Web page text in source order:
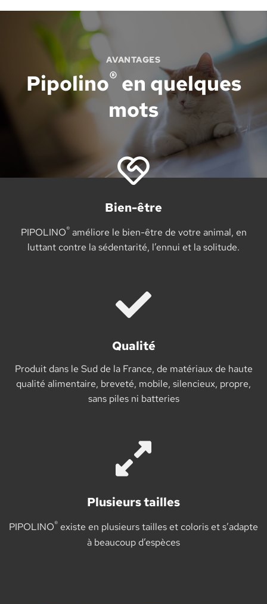
AVANTAGES
Pipolino® en quelques
mots
Bien-être
PIPOLINO®améliore le bien-être de votre animal, en
luttant contre la sédentarité, l’ennui et la solitude.
Qualité
Produit dans le Sud de la France, de matériaux de haute
qualité alimentaire, breveté, mobile, silencieux, propre,
sans piles ni batteries
Plusieurs tailles
PIPOLINO® existe en plusieurs tailles et coloris et s’adapte
à beaucoup d’espèces